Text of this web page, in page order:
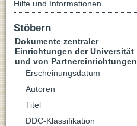
Hilfe und Informationen
Stöbern
Dokumente zentraler
Einrichtungen der Universität
und von Partnereinrichtungen
Erscheinungsdatum
Autoren
Titel
DDC-Klassifikation